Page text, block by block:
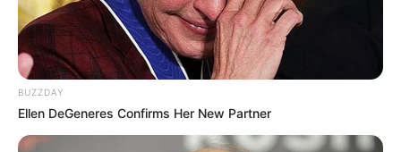
Alejandro Riaño, blanco de críticas
por defender a Alejandra Azcárate
Como sucede habitualmente en estos casos,
Azcárate
también ha recibido desde mensajes de apoyo,
BUZZDAY
Ellen DeGeneres Confirms Her New Partner